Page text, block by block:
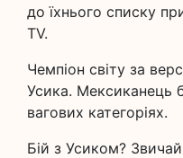
до їхнього списку
TV.
Чемпіон світу за
Усика. Мексиканець
вагових категоріях.
Бій з Усиком?